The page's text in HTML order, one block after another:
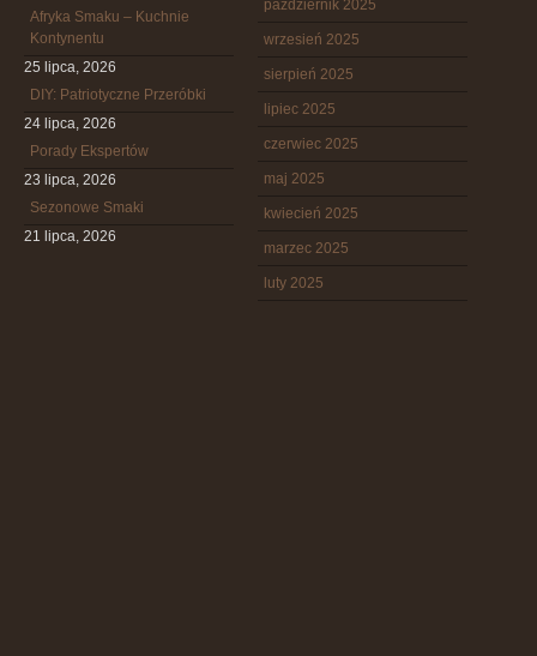
Afryka Smaku – Kuchnie
Kontynentu
25 lipca, 2026
DIY: Patriotyczne Przeróbki
24 lipca, 2026
Porady Ekspertów
23 lipca, 2026
Sezonowe Smaki
21 lipca, 2026
październik 2025
wrzesień 2025
sierpień 2025
lipiec 2025
czerwiec 2025
maj 2025
kwiecień 2025
marzec 2025
luty 2025